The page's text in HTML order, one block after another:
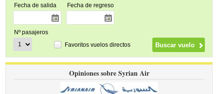
Fecha de salida Fecha de regreso
Nº pasajeros
Favoritos vuelos directos
Opiniones sobre Syrian Air